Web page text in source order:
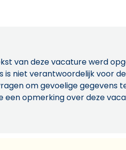
van deze vacature werd
is niet verantwoordelijk voor
om gevoelige gegevens
een opmerking over deze